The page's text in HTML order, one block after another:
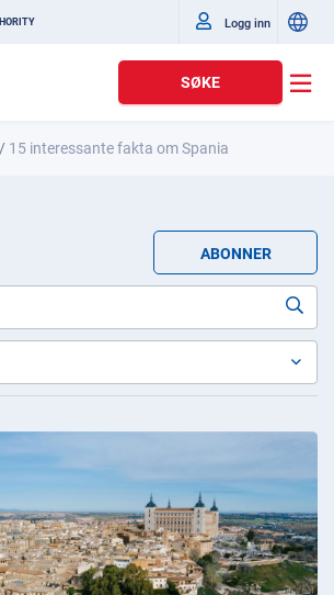
Logg inn
SØKE
/ 15 interessante fakta om Spania
ABONNER